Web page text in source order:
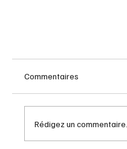
Commentaires
Rédigez un commentaire...